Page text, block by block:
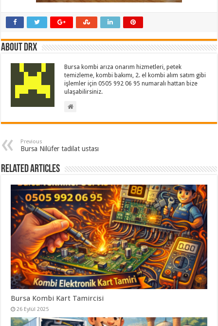
About drx
Bursa kombi arıza onarım hizmetleri, petek
temizleme, kombi bakımı, 2. el kombi alım satım gibi
işlemler için 0505 992 06 95 numaralı hattan bize
ulaşabilirsiniz.
Previous
Bursa Nilüfer tadilat ustası
Related Articles
Bursa Kombi Kart Tamircisi
26 Eylül 2025